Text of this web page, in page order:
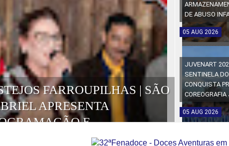
FARROUPILHAS | SÃO
APRESENTA
E
DA EDIÇÃO
DE ABUSO
05 AUG 2026
JUVENART
SENTINELA
CONQUISTA
05 AUG 2026